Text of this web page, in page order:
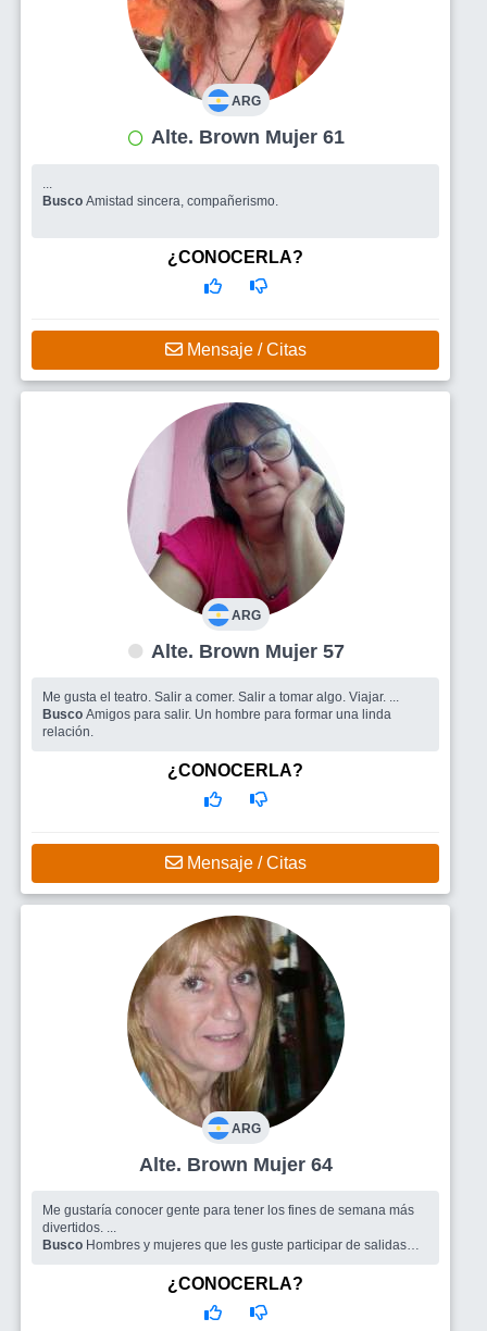
ARG
Alte. Brown Mujer 61
Busco Amistad sincera, compañerismo.
¿CONOCERLA?
Mensaje / Citas
ARG
Alte. Brown Mujer 57
Me gusta el teatro. Salir a comer. Salir a tomar algo. Viajar. ...
Busco Amigos para salir. Un hombre para formar una linda
relación.
¿CONOCERLA?
Mensaje / Citas
ARG
Alte. Brown Mujer 64
Me gustaría conocer gente para tener los fines de semana más
divertidos. ...
Busco Hombres y mujeres que les guste participar de salidas
¿CONOCERLA?